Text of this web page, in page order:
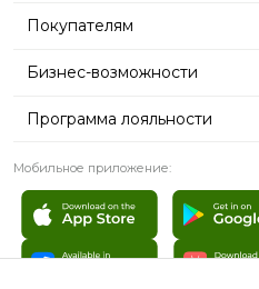
Покупателям
Бизнес-возможности
Программа лояльности
Мобильное приложение: